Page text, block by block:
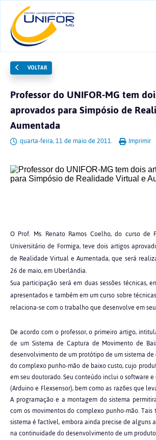
VOLTAR
Professor do UNIFOR-MG tem
aprovados para Simpósio de
Aumentada
quarta-feira, 11 de maio de 2011. Imprimir
O Prof. Ms. Renato Ramos Coelho, do curso de
Universitário de Formiga, teve dois artigos
de Realidade Virtual e Aumentada, que será
26 de maio, em Uberlândia.
Sua participação será em duas sessões técnicas,
apresentados e também em um curso sobre
relaciona-se com o trabalho que desenvolve em
De acordo com o professor, o primeiro artigo,
de um Sistema de Captura de Movimento de
desenvolvimento de um protótipo de um sistema
do complexo punho-mão de baixo custo, cujo
em seu doutorado. Seu conteúdo inclui o software
(Arduino e Flexsensor), bem como as razões que
A programação e a montagem do sistema
com os movimentos do complexo punho-mão.
sistema é factível, embora ainda precise de alguns
na continuidade do desenvolvimento de um